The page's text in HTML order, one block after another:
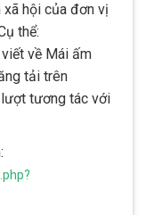
hội của đơn vị
thể:
về Mái ấm
tải trên
tương tác với